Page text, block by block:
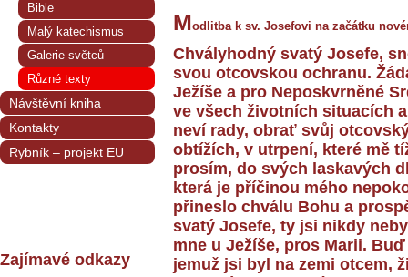
Modlitba k sv. Josefovi na začátku
Chvályhodný svatý Josefe,
svou otcovskou ochranu.
Ježíše a pro Neposkvrněné
ve všech životních situacích
neví rady, obrať svůj
obtížích, v utrpení, které mě
prosím, do svých laskavých
která je příčinou mého
přineslo chválu Bohu a
svatý Josefe, ty jsi nikdy
mne u Ježíše, pros Marii.
jemuž jsi byl na zemi otcem,
Bible
Malý katechismus
Galerie světců
Různé texty
Návštěvní kniha
Kontakty
Rybník – projekt EU
Zajímavé odkazy